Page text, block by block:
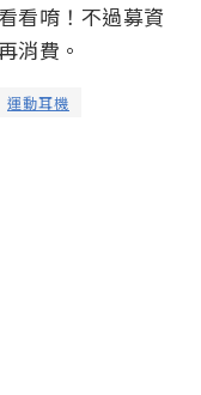
看唷！不過募資
消費。
運動耳機